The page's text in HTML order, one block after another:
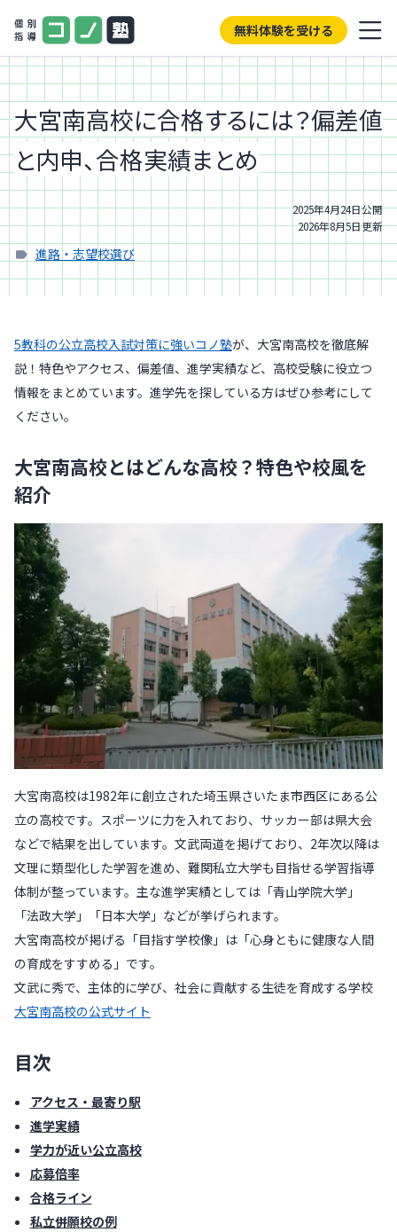
無料体験を受ける
大宮南高校に合格するには？偏差値
と内申、合格実績まとめ
2025年4月24日公開
2026年8月5日更新
進路・志望校選び
5教科の公立高校入試対策に強いコノ塾が、大宮南高校を徹底解
説！特色やアクセス、偏差値、進学実績など、高校受験に役立つ
情報をまとめています。進学先を探している方はぜひ参考にして
ください。
大宮南高校とはどんな高校？特色や校風を
紹介
大宮南高校は1982年に創立された埼玉県さいたま市西区にある公
立の高校です。スポーツに力を入れており、サッカー部は県大会
などで結果を出しています。文武両道を掲げており、2年次以降は
文理に類型化した学習を進め、難関私立大学も目指せる学習指導
体制が整っています。主な進学実績としては「青山学院大学」
「法政大学」「日本大学」などが挙げられます。
大宮南高校が掲げる「目指す学校像」は「心身ともに健康な人間
の育成をすすめる」です。
文武に秀で、主体的に学び、社会に貢献する生徒を育成する学校
大宮南高校の公式サイト
目次
アクセス・最寄り駅
進学実績
学力が近い公立高校
応募倍率
合格ライン
私立併願校の例